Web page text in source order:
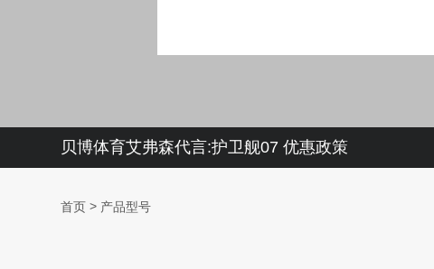
贝博体育艾弗森代言:护卫舰07 优惠政策
首页 > 产品型号